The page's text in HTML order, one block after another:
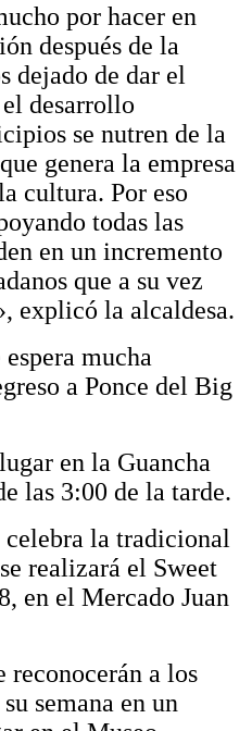
por hacer en
después de la
dejado de dar el
desarrollo
se nutren de la
genera la empresa
cultura. Por eso
todas las
en un incremento
que a su vez
explicó la alcaldesa.
mucha
a Ponce del Big
en la Guancha
las 3:00 de la tarde.
celebra la tradicional
realizará el Sweet
en el Mercado Juan
reconocerán a los
semana en un